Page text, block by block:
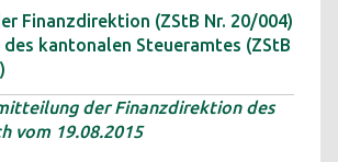
Finanzdirektion (ZStB Nr. 20/004)
kantonalen Steueramtes (ZStB
der Finanzdirektion des
vom 19.08.2015